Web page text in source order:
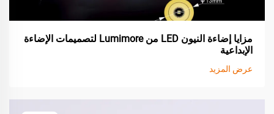
مزايا إضاءة النيون LED من Lumimore لتصميمات الإضاءة
الإبداعية
عرض المزيد